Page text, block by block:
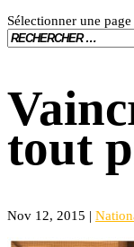
Sélectionner une page
tout
Nov 12, 2015 |